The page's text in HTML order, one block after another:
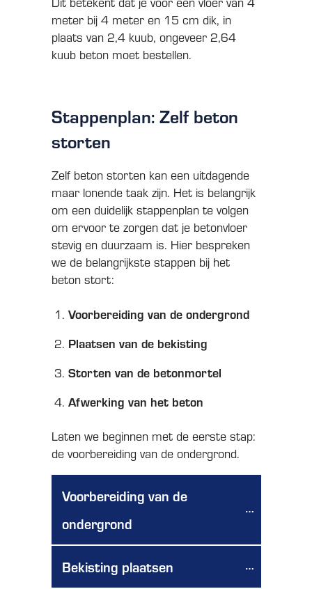
meter bij 4 meter en 15 cm dik, in
plaats van 2,4 kuub, ongeveer 2,64
kuub beton moet bestellen.
Stappenplan: Zelf beton
storten
Zelf beton storten kan een uitdagende
maar lonende taak zijn. Het is belangrijk
om een duidelijk stappenplan te volgen
om ervoor te zorgen dat je betonvloer
stevig en duurzaam is. Hier bespreken
we de belangrijkste stappen bij het
beton stort:
Voorbereiding van de ondergrond
Plaatsen van de bekisting
Storten van de betonmortel
Afwerking van het beton
Laten we beginnen met de eerste stap:
de voorbereiding van de ondergrond.
Voorbereiding van de
ondergrond
Bekisting plaatsen